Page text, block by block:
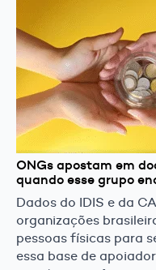
ONGs apostam em
quando esse grupo
Dados do IDIS e da
organizações
pessoas físicas para
essa base de